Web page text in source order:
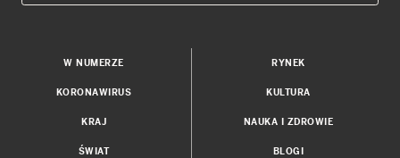
W NUMERZE
KORONAWIRUS
KRAJ
ŚWIAT
RYNEK
KULTURA
NAUKA I ZDROWIE
BLOGI